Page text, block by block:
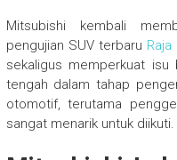
Mitsubishi kembali
pengujian SUV terbaru
sekaligus memperkuat
tengah dalam tahap
otomotif, terutama
sangat menarik untuk diikuti.